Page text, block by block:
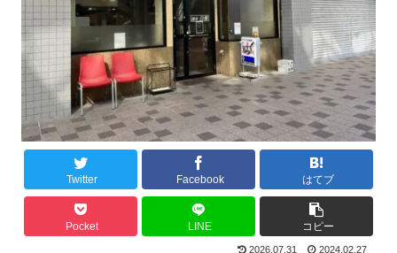
Twitter Facebook はてブ
Pocket LINE コピー
2026.07.31 2024.02.27